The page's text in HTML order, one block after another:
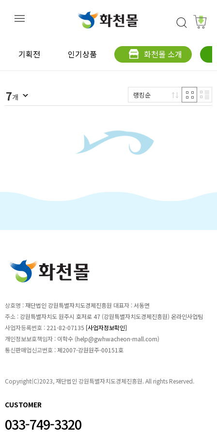
기획전 인기상품 화천몰 소개
7개 랭킹순
상호명 :재단법인 강원특별자치도경제진흥원 대표자 :서동면
주소 :강원특별자치도 원주시 호저로 47 (강원특별자치도경제진흥원) 온라인사업팀
사업자등록번호 : 221-82-07135 [사업자정보확인]
개인정보보호책임자 : 이학수 (help@gwhwacheon-mall.com)
통신판매업신고번호 :제2007-강원원주-00151호
Copyright(C)2023, 재단법인 강원특별자치도경제진흥원. All rights Reserved.
CUSTOMER
033-749-3320